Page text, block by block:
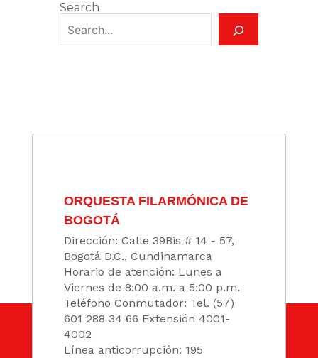
Search
ORQUESTA FILARMÓNICA DE
BOGOTÁ
Dirección: Calle 39Bis # 14 - 57,
Bogotá D.C., Cundinamarca
Horario de atención: Lunes a
Viernes de 8:00 a.m. a 5:00 p.m.
Teléfono Conmutador: Tel. (57)
601 288 34 66 Extensión 4001-
4002
Línea anticorrupción: 195